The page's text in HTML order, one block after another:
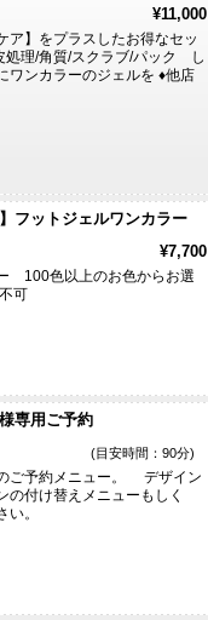
¥11,000
ア】をプラスしたお得なセッ
処理/角質/スクラブ/パック し
ワンカラーのジェルを ♦他店
フットジェルワンカラー
¥7,700
100色以上のお色からお選
可
専用ご予約
(目安時間：90分)
ご予約メニュー。 デザイン
の付け替えメニューもしく
。